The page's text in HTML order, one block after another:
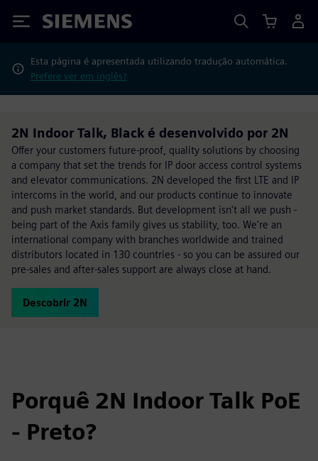
Siemens
Esta página é apresentada utilizando tradução automática.
Prefere ver em inglês?
2N Indoor Talk, Black é desenvolvido por 2N
Offer your customers future-proof, quality solutions by choosing
a company that set the trends for IP door access control systems
and elevator communications. 2N developed the first LTE and IP
intercoms in the world, and our products continue to innovate
and push market standards. But development isn't all we push -
being part of the Axis family gives us stability, too. We're an
international company with branches worldwide and trained
distributors located in 130 countries - so you can be assured our
pre-sales and after-sales support are always close at hand.
Descobrir 2N
Porquê 2N Indoor Talk PoE
- Preto?